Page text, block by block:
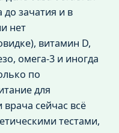
зачатия и в
нет
витамин D,
омега‑3 и иногда
по
для
сейчас всё
тестами,